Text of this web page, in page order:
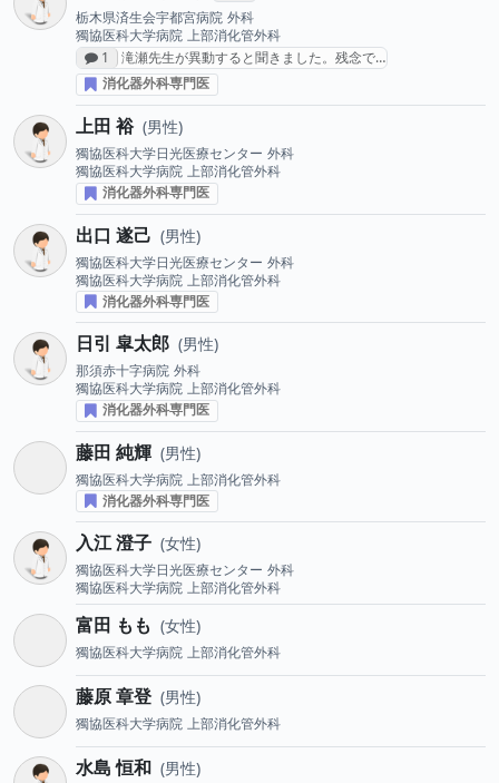
栃木県済生会宇都宮病院 外科
獨協医科大学病院 上部消化管外科
感想投稿数
1
滝瀬先生が異動すると聞きました。残念で…
消化器外科専門医
上田 裕 男性
獨協医科大学日光医療センター 外科
獨協医科大学病院 上部消化管外科
消化器外科専門医
出口 遂己 男性
獨協医科大学日光医療センター 外科
獨協医科大学病院 上部消化管外科
消化器外科専門医
日引 皐太郎 男性
那須赤十字病院 外科
獨協医科大学病院 上部消化管外科
消化器外科専門医
藤田 純輝 男性
獨協医科大学病院 上部消化管外科
消化器外科専門医
入江 澄子 女性
獨協医科大学日光医療センター 外科
獨協医科大学病院 上部消化管外科
富田 もも 女性
獨協医科大学病院 上部消化管外科
藤原 章登 男性
獨協医科大学病院 上部消化管外科
水島 恒和 男性